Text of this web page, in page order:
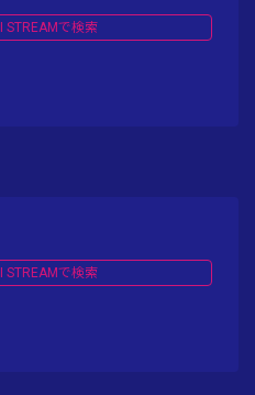
STREAMで検索
STREAMで検索